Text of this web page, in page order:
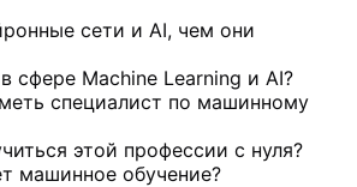
сети и AI, чем они
сфере Machine Learning и AI?
специалист по машинному
этой профессии с нуля?
машинное обучение?